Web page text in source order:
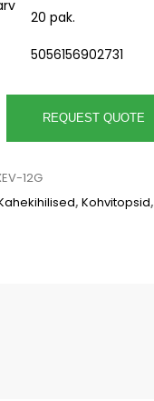
20 pak.
5056156902731
REQUEST QUOTE
12G
, Kohvitopsid,